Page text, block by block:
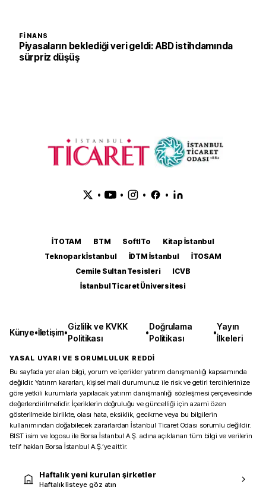
FINANS
Piyasaların beklediği veri geldi: ABD istihdamında
sürpriz düşüş
• • • •
İTOTAM BTM SoftITo
Kitap İstanbul
Teknopark İstanbul
İDTM İstanbul
İTOSAM
Cemile Sultan Tesisleri
ICVB
İstanbul Ticaret Üniversitesi
Künye•İletişim•
Gizlilik ve KVKK
Politikası
•
Doğrulama
Politikası
•
Yayın
İlkeleri
YASAL UYARI VE SORUMLULUK REDDİ
Bu sayfada yer alan bilgi, yorum ve içerikler yatırım danışmanlığı kapsamında
değildir. Yatırım kararları, kişisel mali durumunuz ile risk ve getiri tercihlerinize
göre yetkili kurumlarla yapılacak yatırım danışmanlığı sözleşmesi çerçevesinde
değerlendirilmelidir. İçeriklerin doğruluğu ve güncelliği için azami özen
gösterilmekle birlikte, olası hata, eksiklik, gecikme veya bu bilgilerin
kullanımından doğabilecek zararlardan İstanbul Ticaret Odası sorumlu değildir.
BIST isim ve logosu ile Borsa İstanbul A.Ş. adına açıklanan tüm bilgi ve verilerin
telif hakları Borsa İstanbul A.Ş.’ye aittir.
Haftalık yeni kurulan şirketler
Haftalık listeye göz atın